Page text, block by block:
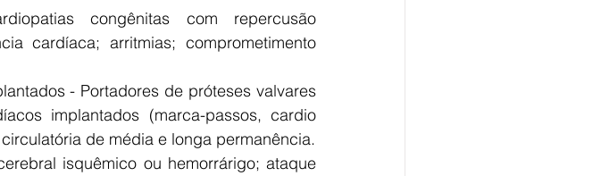
congênitas com repercusão
cardíaca; arritmias; comprometimento
- Portadores de próteses valvares
implantados (marca-passos, cardio
de média e longa permanência.
isquêmico ou hemorrárigo; ataque